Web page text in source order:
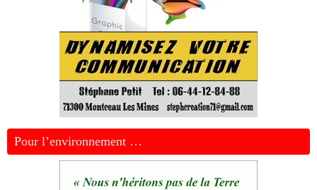
Pour l’environnement …